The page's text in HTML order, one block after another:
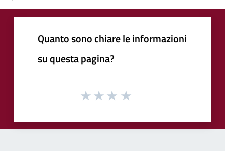
Quanto sono chiare le informazioni
su questa pagina?